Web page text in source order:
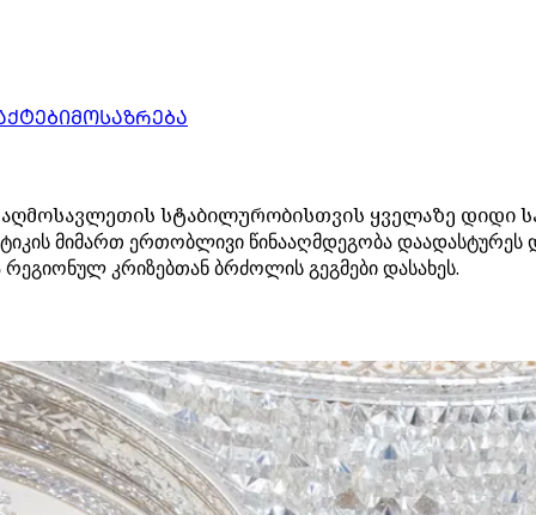
ᲛᲝᲡᲐᲖᲠᲔᲑᲐ
სტაბილურობისთვის ყველაზე დიდი
მიმართ ერთობლივი წინააღმდეგობა დაადასტურეს
კრიზებთან ბრძოლის გეგმები დასახეს.